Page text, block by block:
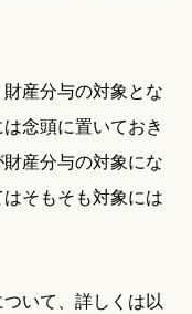
産分与の対象とな
念頭に置いておき
産分与の対象にな
そもそも対象には
いて、詳しくは以